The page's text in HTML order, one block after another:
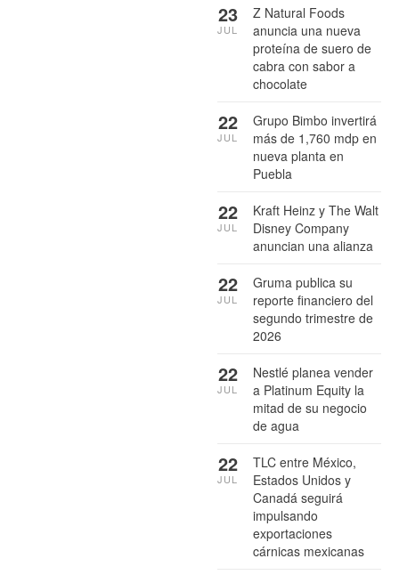
Z Natural Foods
anuncia una nueva
proteína de suero de
cabra con sabor a
chocolate
23
JUL
Grupo Bimbo invertirá
más de 1,760 mdp en
nueva planta en
Puebla
22
JUL
Kraft Heinz y The Walt
Disney Company
anuncian una alianza
22
JUL
Gruma publica su
reporte financiero del
segundo trimestre de
2026
22
JUL
Nestlé planea vender
a Platinum Equity la
mitad de su negocio
de agua
22
JUL
TLC entre México,
Estados Unidos y
Canadá seguirá
impulsando
exportaciones
cárnicas mexicanas
22
JUL